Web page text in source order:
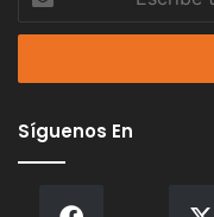
correo
Síguenos En